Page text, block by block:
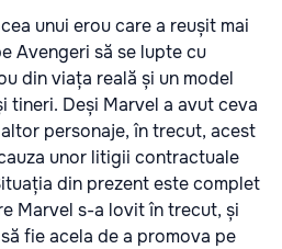
unui erou care a reușit mai
Avengeri să se lupte cu
din viața reală și un model
tineri. Deși Marvel a avut ceva
personaje, în trecut, acest
unor litigii contractuale
din prezent este complet
Marvel s-a lovit în trecut, și
fie acela de a promova pe